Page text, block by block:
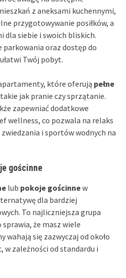
z aneksami kuchennymi,
przygotowywanie posiłków, a
dla siebie i swoich bliskich.
parkowania oraz dostęp do
Twój pobyt.
które oferują pełne
jak pranie czy sprzątanie.
zapewniać dodatkowe
wellness, co pozwala na relaks
i sportów wodnych na
gościnne
lub pokoje gościnnew
dla bardziej
To najliczniejsza grupa
że masz wiele
wahają się zazwyczaj od około
w zależności od standardu i